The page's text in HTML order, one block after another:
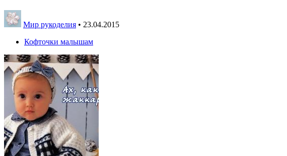
Мир рукоделия • 23.04.2015
Кофточки малышам